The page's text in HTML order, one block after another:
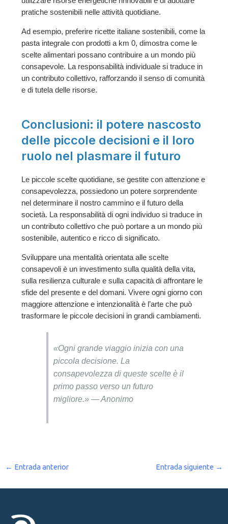
pratiche sostenibili nelle attività quotidiane.
Ad esempio, preferire ricette italiane sostenibili, come la
pasta integrale con prodotti a km 0, dimostra come le
scelte alimentari possano contribuire a un mondo più
consapevole. La responsabilità individuale si traduce in
un contributo collettivo, rafforzando il senso di comunità
e di tutela delle risorse.
Conclusioni: il potere nascosto
delle piccole decisioni e il loro
ruolo nel plasmare il futuro
Le piccole scelte quotidiane, se gestite con attenzione e
consapevolezza, possiedono un potere sorprendente
nel determinare il nostro cammino e il futuro della
società. La responsabilità di ogni individuo si traduce in
un contributo collettivo che può portare a un mondo più
sostenibile, autentico e ricco di significato.
Sviluppare una mentalità orientata alle scelte
consapevoli è un investimento sulla qualità della vita,
sulla resilienza culturale e sulla capacità di affrontare le
sfide del presente e del domani. Vivere ogni giorno con
maggiore attenzione e intenzionalità è l’arte che può
trasformare le piccole decisioni in grandi cambiamenti.
«Ogni grande viaggio inizia con una
piccola decisione. La
consapevolezza di queste scelte è il
primo passo verso un futuro
migliore.» — Anonimo
← Entrada anterior Entrada siguiente →